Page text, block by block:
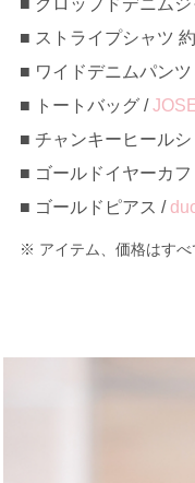
クロップドデニム
ストライプシャツ
ワイドデニムパン
トートバッグ /
チャンキーヒール
ゴールドイヤーカ
ゴールドピアス /
アイテム、価格はす